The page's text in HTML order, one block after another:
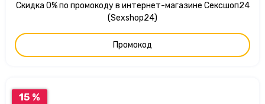
Скидка 0% по промокоду в интернет-магазине Сексшоп24
(Sexshop24)
Промокод
15 %